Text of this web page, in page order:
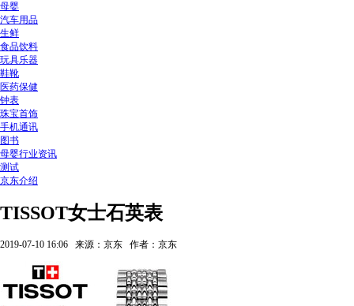
母婴
汽车用品
生鲜
食品饮料
玩具乐器
鞋靴
医药保健
钟表
珠宝首饰
手机通讯
图书
母婴行业资讯
测试
京东介绍
TISSOT女士石英表
2019-07-10 16:06 来源：京东 作者：京东